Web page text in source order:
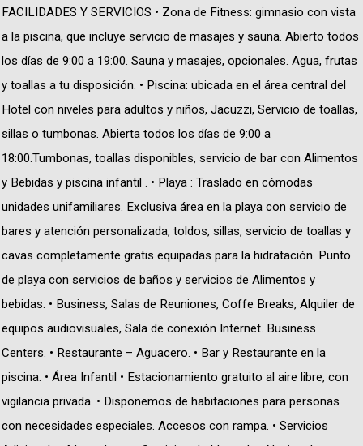
FACILIDADES Y SERVICIOS • Zona de Fitness: gimnasio con vista
a la piscina, que incluye servicio de masajes y sauna. Abierto todos
los días de 9:00 a 19:00. Sauna y masajes, opcionales. Agua, frutas
y toallas a tu disposición. • Piscina: ubicada en el área central del
Hotel con niveles para adultos y niños, Jacuzzi, Servicio de toallas,
sillas o tumbonas. Abierta todos los días de 9:00 a
18:00.Tumbonas, toallas disponibles, servicio de bar con Alimentos
y Bebidas y piscina infantil . • Playa : Traslado en cómodas
unidades unifamiliares. Exclusiva área en la playa con servicio de
bares y atención personalizada, toldos, sillas, servicio de toallas y
cavas completamente gratis equipadas para la hidratación. Punto
de playa con servicios de baños y servicios de Alimentos y
bebidas. • Business, Salas de Reuniones, Coffe Breaks, Alquiler de
equipos audiovisuales, Sala de conexión Internet. Business
Centers. • Restaurante – Aguacero. • Bar y Restaurante en la
piscina. • Área Infantil • Estacionamiento gratuito al aire libre, con
vigilancia privada. • Disponemos de habitaciones para personas
con necesidades especiales. Accesos con rampa. • Servicios